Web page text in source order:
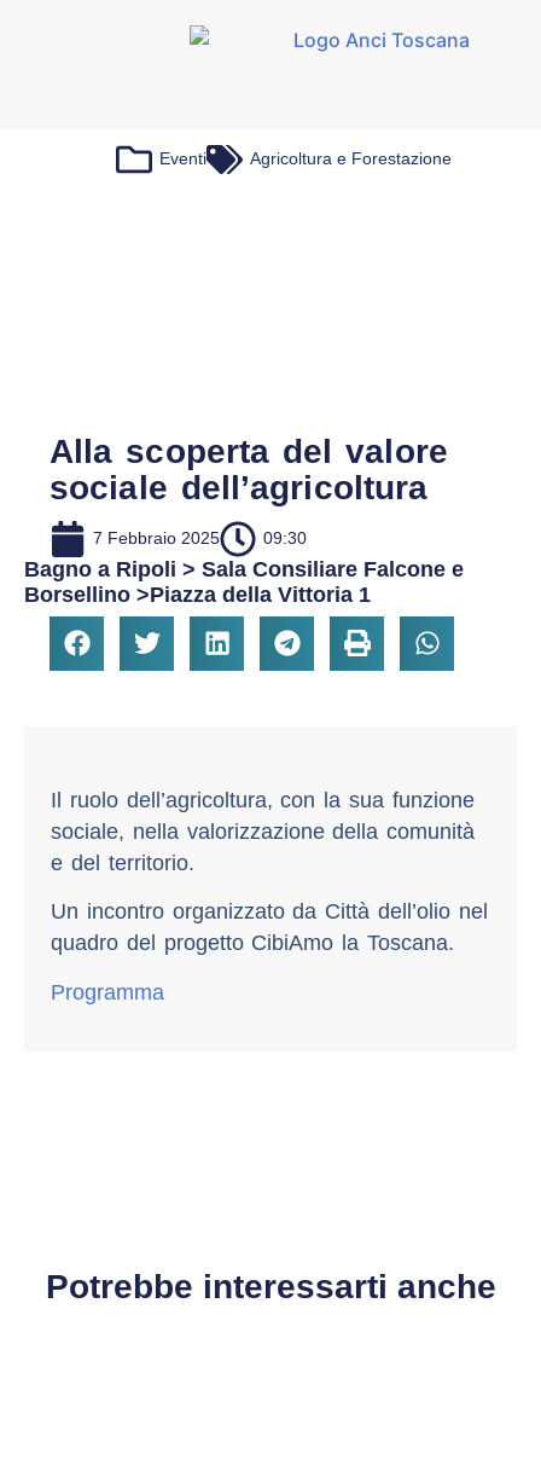
Eventi Agricoltura e Forestazione
Alla scoperta del valore
sociale dell’agricoltura
7 Febbraio 2025 09:30
Bagno a Ripoli > Sala Consiliare Falcone e
Borsellino >Piazza della Vittoria 1
Il ruolo dell’agricoltura, con la sua funzione
sociale, nella valorizzazione della comunità
e del territorio.
Un incontro organizzato da Città dell’olio nel
quadro del progetto CibiAmo la Toscana.
Programma
Potrebbe interessarti anche